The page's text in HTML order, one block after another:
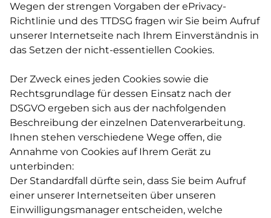
Wegen der strengen Vorgaben der ePrivacy-
Richtlinie und des TTDSG fragen wir Sie beim Aufruf
unserer Internetseite nach Ihrem Einverständnis in
das Setzen der nicht-essentiellen Cookies.
Der Zweck eines jeden Cookies sowie die
Rechtsgrundlage für dessen Einsatz nach der
DSGVO ergeben sich aus der nachfolgenden
Beschreibung der einzelnen Datenverarbeitung.
Ihnen stehen verschiedene Wege offen, die
Annahme von Cookies auf Ihrem Gerät zu
unterbinden:
Der Standardfall dürfte sein, dass Sie beim Aufruf
einer unserer Internetseiten über unseren
Einwilligungsmanager entscheiden, welche